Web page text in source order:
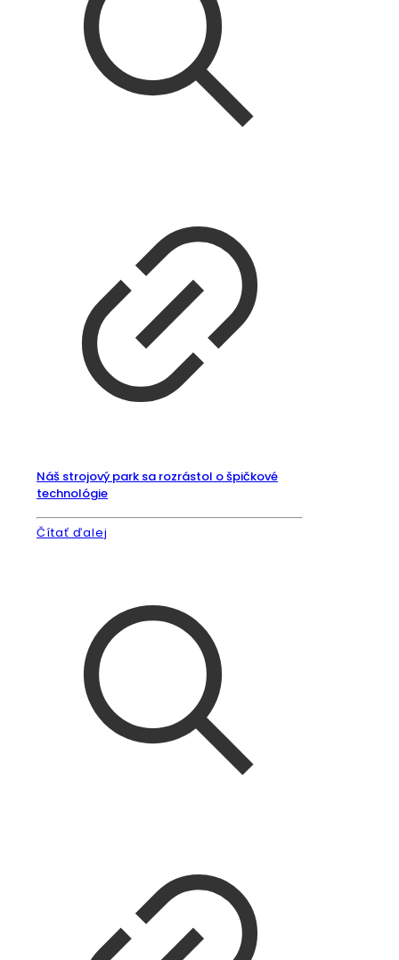
Náš strojový park sa rozrástol o špičkové
technológie
Čítať ďalej